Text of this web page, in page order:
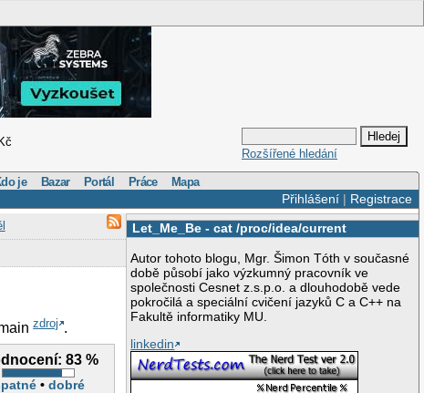
Rozšířené hledání
je Bazar Portál Práce Mapa
Přihlášení| Registrace
Let_Me_Be- cat /proc/idea/current
Autor tohoto blogu, Mgr. Šimon Tóth v současné
době působí jako výzkumný pracovník ve
společnosti Cesnet z.s.p.o. a dlouhodobě vede
pokročilá a speciální cvičení jazyků C a C++ na
Fakultě informatiky MU.
linkedin
zdroj .
83 %
•dobré